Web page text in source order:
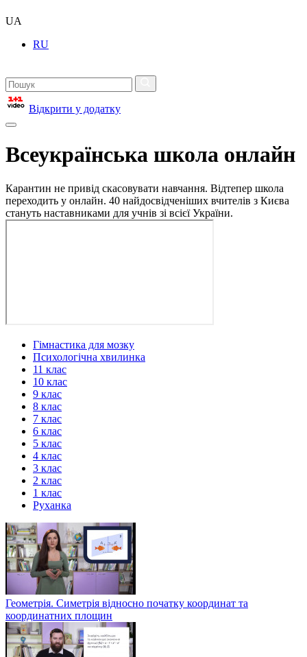
UA
RU
Відкрити у додатку
Всеукраїнська школа онлайн
Карантин не привід скасовувати навчання. Відтепер школа
переходить у онлайн. 40 найдосвідченіших вчителів з Києва
стануть наставниками для учнів зі всієї України.
Гімнастика для мозку
Психологічна хвилинка
11 клас
10 клас
9 клас
8 клас
7 клас
6 клас
5 клас
4 клас
3 клас
2 клас
1 клас
Руханка
Геометрія. Симетрія відносно початку координат та
координатних площин